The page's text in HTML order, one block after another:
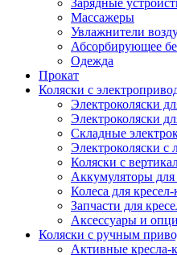
Зарядные
Массажеры
Увлажнители
Абсорбирующее
Одежда
Прокат
Коляски с
Электроколяски
Электроколяски
Складные
Электроколяски с
Коляски с
Аккумуляторы для
Колеса для
Запчасти для
Аксессуары и
Коляски с ручным
Активные кресла-